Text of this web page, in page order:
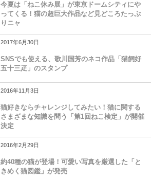
今夏は「ねこ休み展」が東京ドームシティにや
ってくる！猫の超巨大作品など見どころたっぷ
りニャ
2017年6月30日
SNSでも使える、歌川国芳のネコ作品「猫飼好
五十三疋」のスタンプ
2016年11月3日
猫好きならチャレンジしてみたい！猫に関する
さまざまな知識を問う「第1回ねこ検定」が開催
決定
2016年2月29日
約40種の猫が登場！可愛い写真を厳選した「と
きめく猫図鑑」が発売